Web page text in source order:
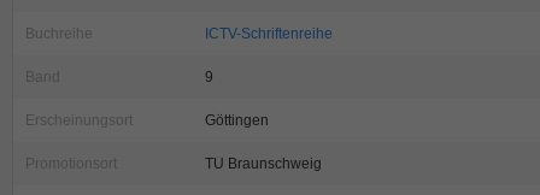
Buchreihe ICTV-Schriftenreihe
Band 9
Erscheinungsort Göttingen
Promotionsort TU Braunschweig